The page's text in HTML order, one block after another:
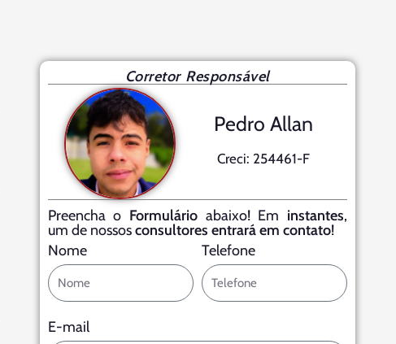
Corretor Responsável
Pedro Allan
Creci: 254461-F
Preencha o Formulário abaixo! Em instantes,
um de nossosconsultores entrará em contato!
Nome
Telefone
E-mail